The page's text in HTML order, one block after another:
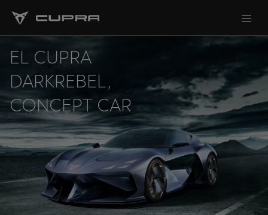
EL CUPRA
DARKREBEL,
CONCEPT CAR